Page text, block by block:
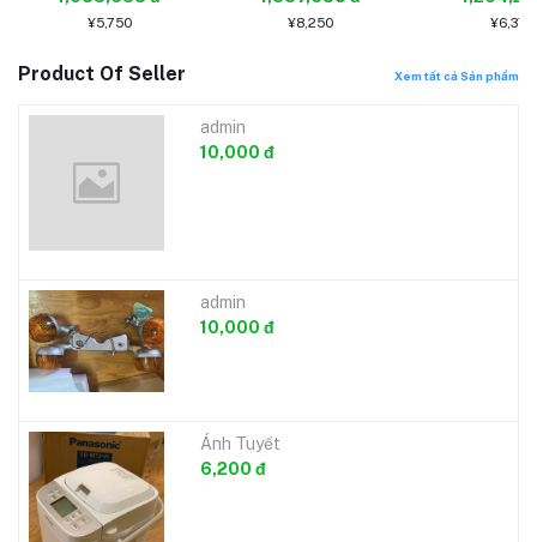
ニ盆栽 松柏盆栽 多肉
¥5,750
栽 送料無料¥8,250 ¥6,378
Product Of Seller Xem tất cả Sản phẩm
admin
10,000 đ
admin
10,000 đ
Ánh Tuyết
6,200 đ